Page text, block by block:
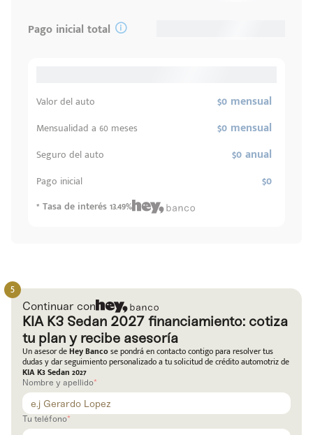
Pago inicial total
Valor del auto $0 mensual
Mensualidad a 60 meses $0 mensual
Seguro del auto $0 anual
Pago inicial $0
* Tasa de interés 13.49%
Continuar con
KIA K3 Sedan 2027 financiamiento: cotiza
tu plan y recibe asesoría
Un asesor deHey Bancose pondrá en contacto contigo para resolver tus
dudas y dar seguimiento personalizado a tu solicitud de crédito automotriz de
KIA K3 Sedan 2027
Nombre y apellido
Tu teléfono